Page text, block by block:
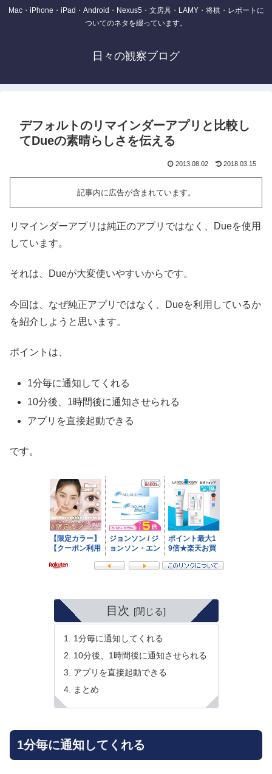
Mac・iPhone・iPad・Android・Nexus5・文房具・LAMY・将棋・レポートに
ついてのネタを綴っています。
日々の観察ブログ
デフォルトのリマインダーアプリと比較し
てDueの素晴らしさを伝える
2013.08.02 2018.03.15
記事内に広告が含まれています。
リマインダーアプリは純正のアプリではなく、Dueを使用
しています。
それは、Dueが大変使いやすいからです。
今回は、なぜ純正アプリではなく、Dueを利用しているか
を紹介しようと思います。
ポイントは、
1分毎に通知してくれる
10分後、1時間後に通知させられる
アプリを直接起動できる
です。
目次
1分毎に通知してくれる
10分後、1時間後に通知させられる
アプリを直接起動できる
まとめ
1分毎に通知してくれる